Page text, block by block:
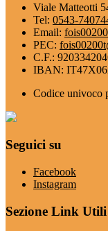
Viale Matteotti
Tel: 0543-
Email:
PEC:
C.F.:
IBAN:
Codice univoco
Seguici su
Facebook
Instagram
Sezione Link Utili